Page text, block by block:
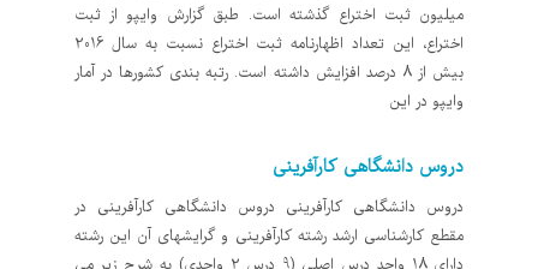
میلیون ثبت اختراع گذشته است. طبق گزارش وایپو از ثبت
اختراع، این تعداد اظهارنامه ثبت اختراع نسبت به سال 2016
بیش از 8 درصد افزایش داشته است. رتبه بندی کشورها در آمار
وایپو در این
دروس‌ دانشگاهی کارآفرینی
دروس‌ دانشگاهی کارآفرینی دروس‌ دانشگاهی کارآفرینی در
مقطع کارشناسی ارشد رشته کارآفرینی و گرایشهای آن این رشته